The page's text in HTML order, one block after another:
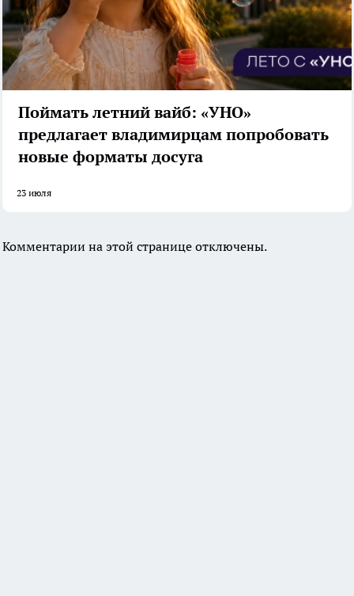
Поймать летний вайб: «УНО»
предлагает владимирцам попробовать
новые форматы досуга
23 июля
Комментарии на этой странице отключены.